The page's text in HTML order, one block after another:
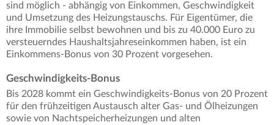
sind möglich - abhängig von Einkommen, Geschwindigkeit
und Umsetzung des Heizungstauschs. Für Eigentümer, die
ihre Immobilie selbst bewohnen und bis zu 40.000 Euro zu
versteuerndes Haushaltsjahreseinkommen haben, ist ein
Einkommens-Bonus von 30 Prozent vorgesehen.
Geschwindigkeits-Bonus
Bis 2028 kommt ein Geschwindigkeits-Bonus von 20 Prozent
für den frühzeitigen Austausch alter Gas- und Ölheizungen
sowie von Nachtspeicherheizungen und alten